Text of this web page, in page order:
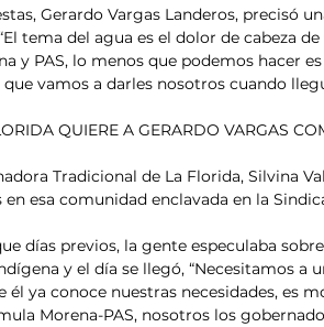
Gerardo Vargas Landeros, precisó
tema del agua es el dolor de cabeza
y PAS, lo menos que podemos hacer
vamos a darles nosotros cuando
QUIERE A GERARDO VARGAS
Tradicional de La Florida, Silvina
en esa comunidad enclavada en la
días previos, la gente especulaba
y el día se llegó, “Necesitamos a
él ya conoce nuestras necesidades, es
Morena-PAS, nosotros los